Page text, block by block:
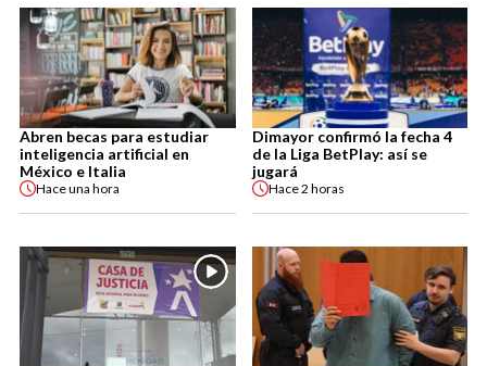
Abren becas para estudiar
inteligencia artificial en
México e Italia
Haceuna hora
Dimayor confirmó la fecha 4
de la Liga BetPlay: así se
jugará
Hace2 horas